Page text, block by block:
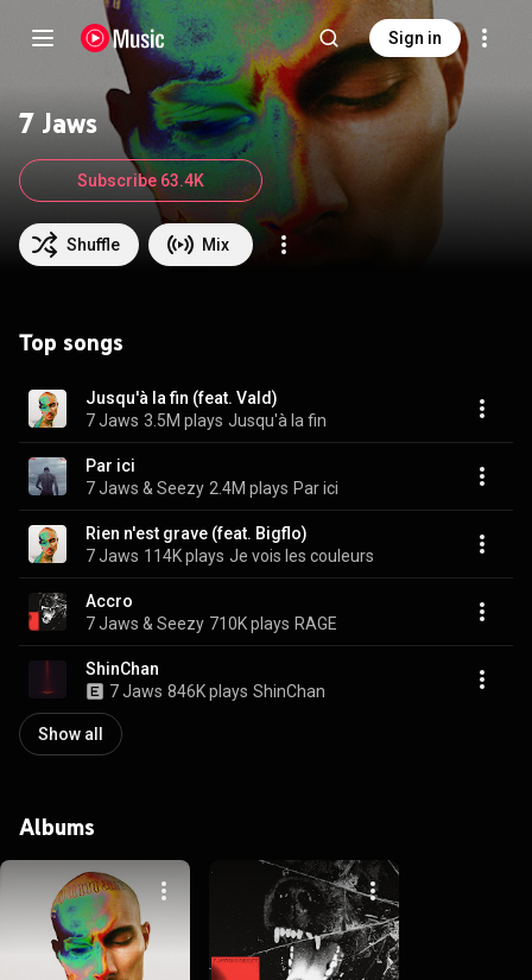
Sign in
7 Jaws
Shuffle Mix
Subscribe 63.4K
Top songs
Jusqu'à la fin (feat. Vald)
7 Jaws 3.5M plays Jusqu'à la fin
Par ici
7 Jaws & Seezy 2.4M plays Par ici
Rien n'est grave (feat. Bigflo)
7 Jaws 114K plays Je vois les couleurs
Accro
7 Jaws & Seezy 710K plays RAGE
ShinChan
7 Jaws 846K plays ShinChan
Show all
Albums